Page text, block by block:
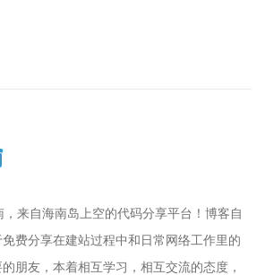
，来自海南岛上空的代码分享平台！博客自
费分享在建站过程中和日常网络工作里的
朋友，本着相互学习，相互交流的态度，